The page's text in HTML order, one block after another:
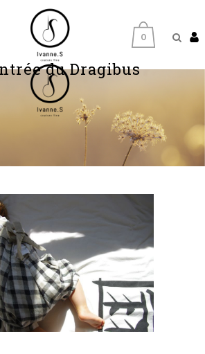
0
du Dragibus